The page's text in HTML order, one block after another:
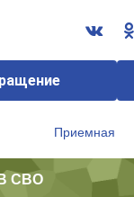
Приемная
СВО